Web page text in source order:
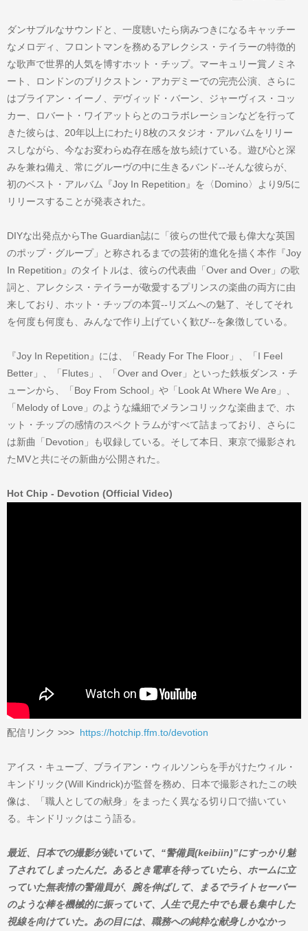
ダンサブルなサウンドと、一度聴いたら病みつきになるキャッチー
なメロディ、フロントマンを務めるアレクシス・テイラーの特徴的
な歌声で世界的人気を博すホット・チップ。マーキュリー賞ノミネ
ート、ロンドンのブリクストン・アカデミーでの完売公演、さらに
はブライアン・イーノ、デヴィッド・バーン、ジャーヴィス・コッ
カー、ロバート・ワイアットらとのコラボレーションなどを行って
きた彼らは、20年以上にわたり8枚のスタジオ・アルバムをリリー
スしながら、今なお変わらぬ存在感を放ち続けている。遊び心と深
みを兼ね備え、常にグルーヴの中に生きるバンド--そんな彼らが、
初のベスト・アルバム『Joy In Repetition』を〈Domino〉より9/5に
リリースすることが発表された。
DIYな出発点からThe Guardian誌に「彼らの世代で最も偉大な英国
のポップ・グループ」と称されるまでの芸術的進化を描く本作『Joy
In Repetition』のタイトルは、彼らの代表曲「Over and Over」の歌
詞と、アレクシス・テイラーが敬愛するプリンスの楽曲の両方に由
来しており、ホット・チップの本質--リズムへの魅了、そしてそれ
を何度も何度も、みんなで作り上げていく歓び--を象徴している。
『Joy In Repetition』には、「Ready For The Floor」、「I Feel
Better」、「Flutes」、「Over and Over」といった鉄板ダンス・チ
ューンから、「Boy From School」や「Look At Where We Are」、
「Melody of Love」のような繊細でメランコリックな楽曲まで、ホ
ット・チップの感情のスペクトラムがすべて詰まっており、さらに
は新曲「Devotion」も収録している。そして本日、東京で撮影され
たMVと共にその新曲が公開された。
Hot Chip - Devotion (Official Video)
配信リンク >>> https://hotchip.ffm.to/devotion
アイス・キューブ、ブライアン・ウィルソンらを手がけたウィル・
キンドリック(Will Kindrick)が監督を務め、日本で撮影されたこの映
像は、「職人としての献身」をまったく異なる切り口で描いてい
る。キンドリックはこう語る。
最近、日本での撮影が続いていて、“警備員(keibiin)”にすっかり魅
了されてしまったんだ。あるとき電車を待っていたら、ホームに立
っていた無表情の警備員が、腕を伸ばして、まるでライトセーバー
のような棒を機械的に振っていて、人生で見た中でも最も集中した
視線を向けていた。あの目には、職務への純粋な献身しかなかっ